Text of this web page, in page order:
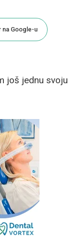
na Google-u
još jednu svoju